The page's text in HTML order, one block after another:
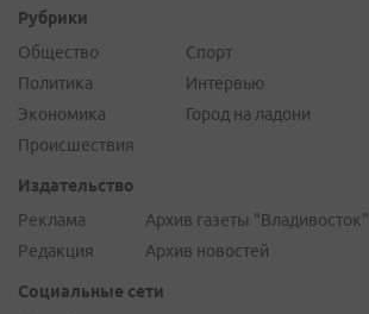
Рубрики
Общество
Политика
Экономика
Происшествия
Спорт
Интервью
Город на ладони
Издательство
Реклама
Редакция
Архив газеты "Владивосток"
Архив новостей
Социальные сети